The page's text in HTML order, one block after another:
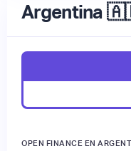
Argentina
OPEN FINANCE EN